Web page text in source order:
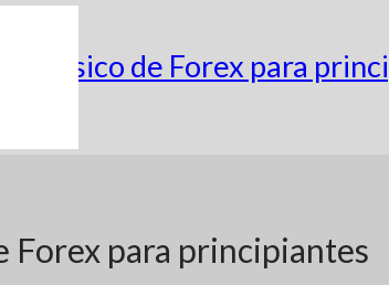
básico de Forex para
Forex para principiantes